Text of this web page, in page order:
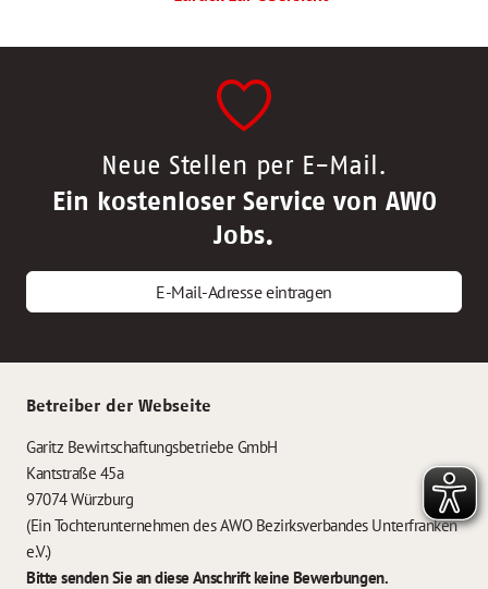
Neue Stellen per E-Mail.
Ein kostenloser Service von AWO
Jobs.
E-Mail-Adresse eintragen
Betreiber der Webseite
Garitz Bewirtschaftungsbetriebe GmbH
Kantstraße 45a
97074 Würzburg
(Ein Tochterunternehmen des AWO Bezirksverbandes Unterfranken
e.V.)
Bitte senden Sie an diese Anschrift keine Bewerbungen.